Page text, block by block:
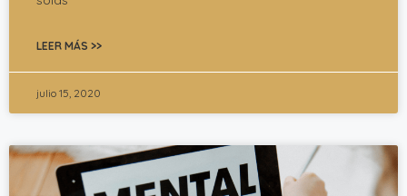
LEER MÁS >>
julio 15, 2020